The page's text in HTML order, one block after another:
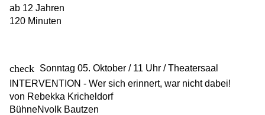
ab 12 Jahren
120 Minuten
Sonntag 05. Oktober / 11 Uhr / Theatersaal
INTERVENTION - Wer sich erinnert, war nicht dabei!
von Rebekka Kricheldorf
BühneNvolk Bautzen